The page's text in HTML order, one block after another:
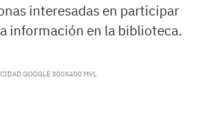
interesadas en participar
información en la biblioteca.